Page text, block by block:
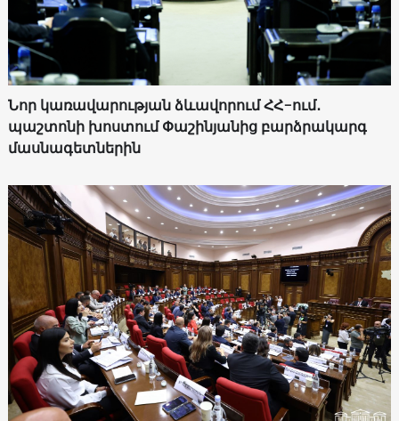
Նոր կառավարության ձևավորում ՀՀ-ում․
պաշտոնի խոստում Փաշինյանից բարձրակարգ
մասնագետներին